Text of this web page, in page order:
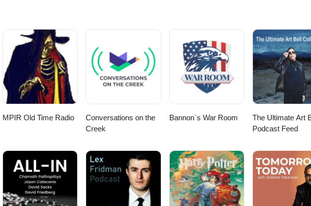
MPIR Old Time Radio
Conversations on the
Creek
Bannon`s War Room
The Ultimate Art
Podcast Feed